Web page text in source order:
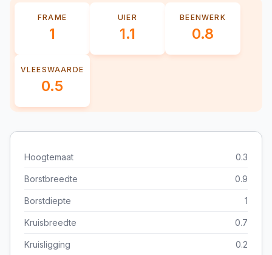
FRAME
1
UIER
1.1
BEENWERK
0.8
VLEESWAARDE
0.5
Hoogtemaat 0.3
Borstbreedte 0.9
Borstdiepte 1
Kruisbreedte 0.7
Kruisligging 0.2